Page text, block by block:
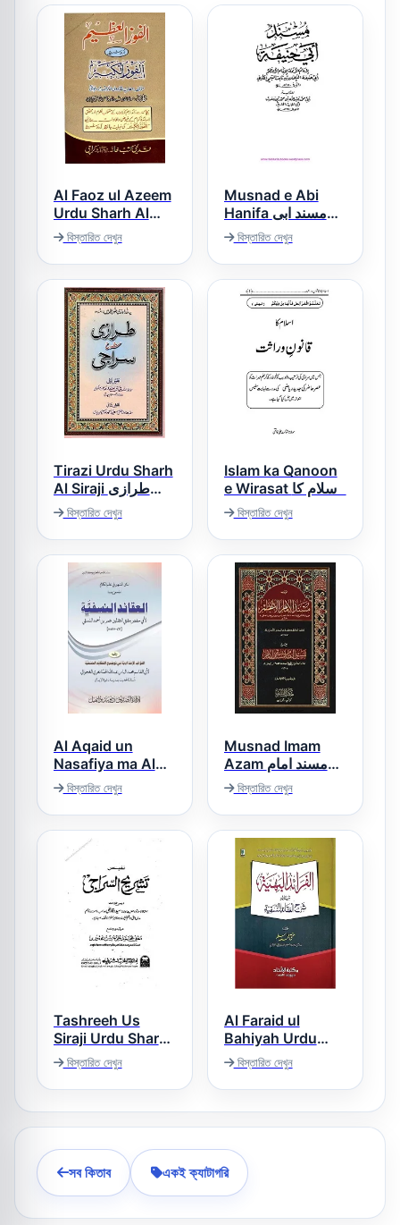
Al Faoz ul Azeem
Urdu Sharh Al
Faoz ul Kabir الفوز
العظیم اردو شرح
الفوز الکبیر
বিস্তারিত দেখুন
Musnad e Abi
Hanifa مسند ابى
حنيفة
বিস্তারিত দেখুন
Tirazi Urdu Sharh
Al Siraji طرازی
اردو شرح السراجی
বিস্তারিত দেখুন
Islam ka Qanoon
e Wirasat اسلام کا
قانون وراثت
বিস্তারিত দেখুন
Al Aqaid un
Nasafiya ma Al
Fawaid ul Imdadia
العقائد النسفیۃ مع
الفوائد الامدادیۃ
বিস্তারিত দেখুন
Musnad Imam
Azam مسند امام
اعظم
বিস্তারিত দেখুন
Tashreeh Us
Siraji Urdu Sharh
Al Siraji تشریح
السراجی اردو شرح
السراجی
বিস্তারিত দেখুন
Al Faraid ul
Bahiyah Urdu
Sharh Sharh ul
Aqaid الفرائد البھیۃ
اردو شرح شرح
العقائد
বিস্তারিত দেখুন
সব কিতাব একই ক্যাটাগরি